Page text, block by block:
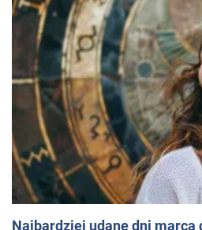
Najbardziej udane dni